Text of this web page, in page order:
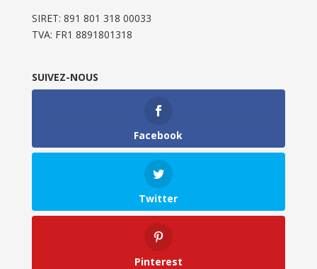
SIRET: 891 801 318 00033
TVA: FR1 8891801318
SUIVEZ-NOUS
Facebook
Twitter
Pinterest